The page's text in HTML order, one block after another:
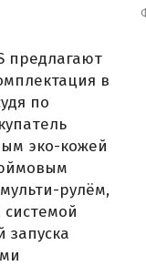
предлагают
в
по
эко-кожей
рулём,
запуска